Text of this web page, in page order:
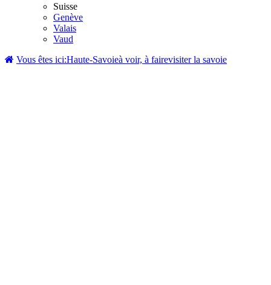
Suisse
Genève
Valais
Vaud
Vous êtes ici:Haute-Savoieà voir, à fairevisiter la savoie